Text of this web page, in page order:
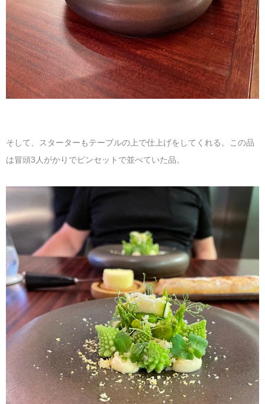
そして、スターターもテーブルの上で仕上げをしてくれる。この品
は冒頭3人がかりでピンセットで並べていた品。